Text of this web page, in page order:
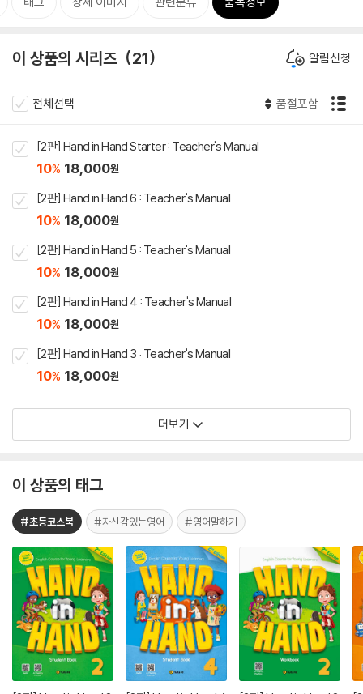
이 상품의 시리즈 21 알림신청
전체선택 품절포함
[2판] Hand in Hand Starter : Teacher's Manual
10% 18,000원
[2판] Hand in Hand 6 : Teacher's Manual
10% 18,000원
[2판] Hand in Hand 5 : Teacher's Manual
10% 18,000원
[2판] Hand in Hand 4 : Teacher's Manual
10% 18,000원
[2판] Hand in Hand 3 : Teacher's Manual
10% 18,000원
더보기
이 상품의 태그
#초등코스북 #자신감있는영어 #영어말하기